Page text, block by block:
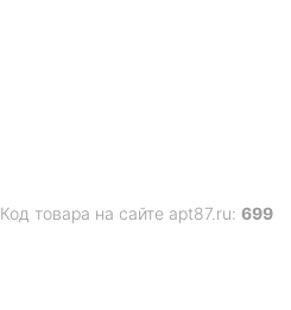
Код товара на сайте apt87.ru: 699